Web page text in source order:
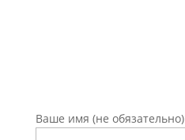
Ваше имя (не обязательно)